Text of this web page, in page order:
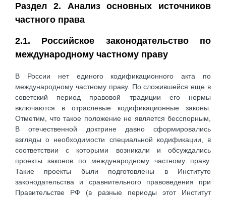
Раздел 2. Анализ основных источников
частного права
2.1. Российское законодательство по
международному частному праву
В России нет единого кодификационного акта по
международному частному праву. По сложившейся еще в
советский период правовой традиции его нормы
включаются в отраслевые кодификационные законы.
Отметим, что такое положение не является бесспорным,
В отечественной доктрине давно сформировались
взгляды о необходимости специальной кодификации, в
соответствии с которыми возникали и обсуждались
проекты законов по международному частному праву.
Такие проекты были подготовлены в Институте
законодательства и сравнительного правоведения при
Правительстве РФ (в разные периоды этот Институт